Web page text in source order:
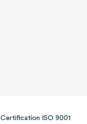
Certification ISO 9001